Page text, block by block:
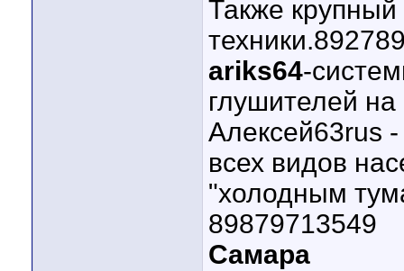
Также крупный
ariks64-
глушителей
Алексей63rus
всех видов
"холодным
89879713549
Самара